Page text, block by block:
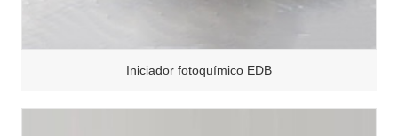
Iniciador fotoquímico EDB